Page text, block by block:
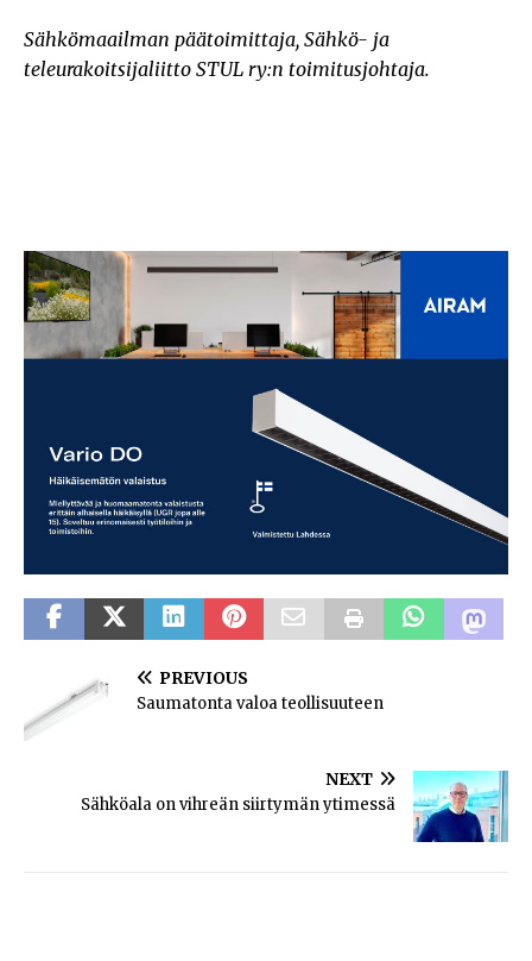
Sähkömaailman päätoimittaja, Sähkö- ja
teleurakoitsijaliitto STUL ry:n toimitusjohtaja.
PREVIOUS
Saumatonta valoa teollisuuteen
NEXT
Sähköala on vihreän siirtymän ytimessä